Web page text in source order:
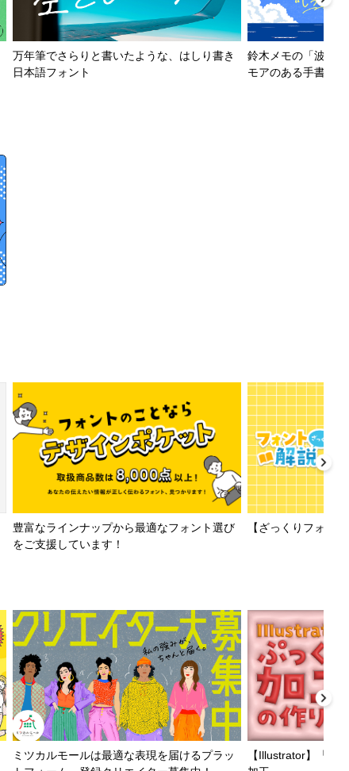
万年筆でさらりと書いたような、はしり書き
日本語フォント
鈴木メモの「波と
モアのある手書き
豊富なラインナップから最適なフォント選び
をご支援しています！
【ざっくりフォン
ミツカルモールは最適な表現を届けるプラッ
【Illustrator】「3D